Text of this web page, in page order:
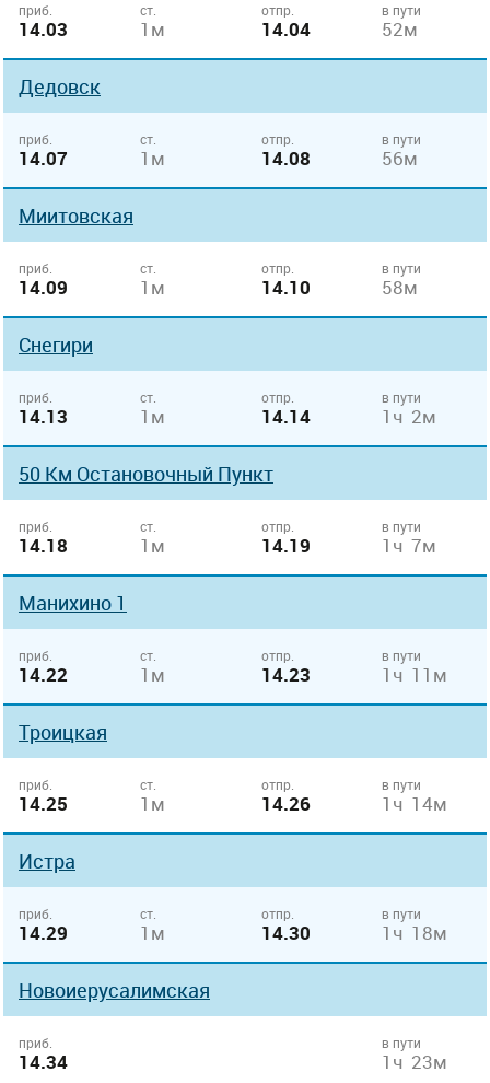
приб.
14.03
ст.
1м
отпр.
14.04
в пути
52м
Дедовск
приб.
14.07
ст.
1м
отпр.
14.08
в пути
56м
Миитовская
приб.
14.09
ст.
1м
отпр.
14.10
в пути
58м
Снегири
приб.
14.13
ст.
1м
отпр.
14.14
в пути
1ч 2м
50 Км Остановочный Пункт
приб.
14.18
ст.
1м
отпр.
14.19
в пути
1ч 7м
Манихино 1
приб.
14.22
ст.
1м
отпр.
14.23
в пути
1ч 11м
Троицкая
приб.
14.25
ст.
1м
отпр.
14.26
в пути
1ч 14м
Истра
приб.
14.29
ст.
1м
отпр.
14.30
в пути
1ч 18м
Новоиерусалимская
приб.
14.34
в пути
1ч 23м